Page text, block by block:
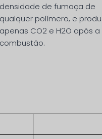
densidade de fumaça de
qualquer polímero, e
apenas CO2 e H2O após a
combustão.